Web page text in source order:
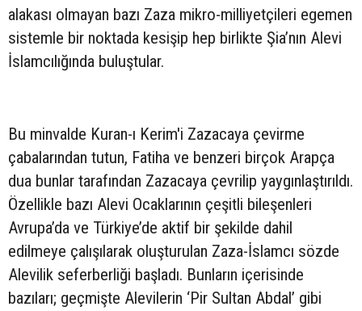
alakası olmayan bazı Zaza mikro-milliyetçileri egemen
sistemle bir noktada kesişip hep birlikte Şia’nın Alevi
İslamcılığında buluştular.
Bu minvalde Kuran-ı Kerim'i Zazacaya çevirme
çabalarından tutun, Fatiha ve benzeri birçok Arapça
dua bunlar tarafından Zazacaya çevrilip yaygınlaştırıldı.
Özellikle bazı Alevi Ocaklarının çeşitli bileşenleri
Avrupa’da ve Türkiye’de aktif bir şekilde dahil
edilmeye çalışılarak oluşturulan Zaza-İslamcı sözde
Alevilik seferberliği başladı. Bunların içerisinde
bazıları; geçmişte Alevilerin ‘Pir Sultan Abdal’ gibi